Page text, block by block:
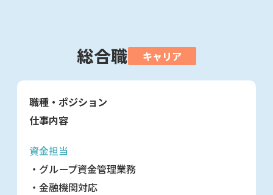
総合職 キャリア
職種・ポジション
仕事内容
資金担当
・グループ資金管理業務
・金融機関対応